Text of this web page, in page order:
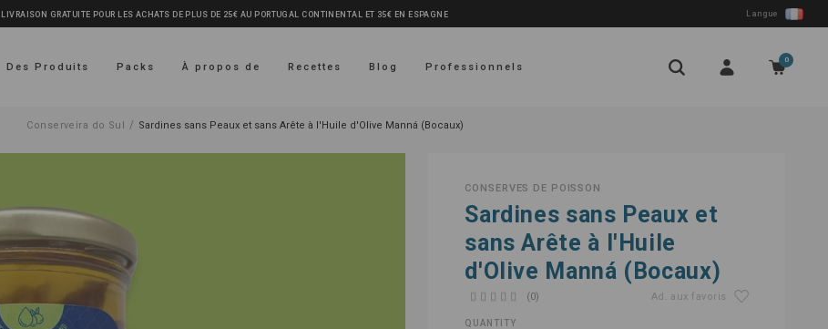
LIVRAISON GRATUITE POUR LES ACHATS DE PLUS DE 25€ AU PORTUGAL CONTINENTAL ET 35€ EN ESPAGNE Langue
Des Produits Packs À propos de Recettes Blog Professionnels
0
Conserveira do Sul / Sardines sans Peaux et sans Arête à l'Huile d'Olive Manná (Bocaux)
CONSERVES DE POISSON
Sardines sans Peaux et
sans Arête à l'Huile
d'Olive Manná (Bocaux)
(0) Ad. aux favoris
QUANTITY